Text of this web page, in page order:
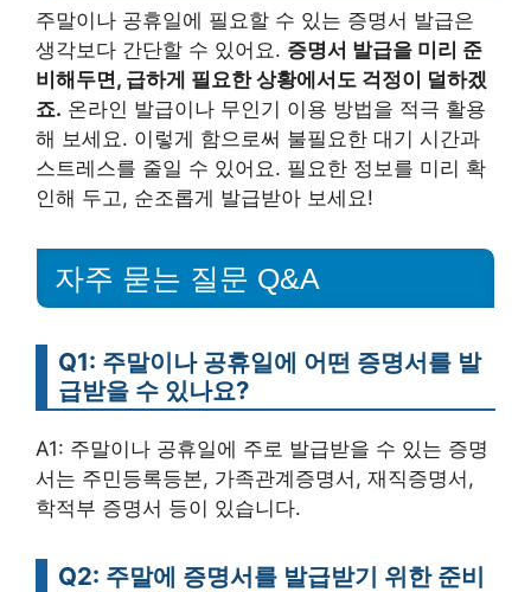
주말이나 공휴일에 필요할 수 있는 증명서 발급은
생각보다 간단할 수 있어요. 증명서 발급을 미리 준
비해두면, 급하게 필요한 상황에서도 걱정이 덜하겠
죠. 온라인 발급이나 무인기 이용 방법을 적극 활용
해 보세요. 이렇게 함으로써 불필요한 대기 시간과
스트레스를 줄일 수 있어요. 필요한 정보를 미리 확
인해 두고, 순조롭게 발급받아 보세요!
자주 묻는 질문 Q&A
Q1: 주말이나 공휴일에 어떤 증명서를 발
급받을 수 있나요?
A1: 주말이나 공휴일에 주로 발급받을 수 있는 증명
서는 주민등록등본, 가족관계증명서, 재직증명서,
학적부 증명서 등이 있습니다.
Q2: 주말에 증명서를 발급받기 위한 준비